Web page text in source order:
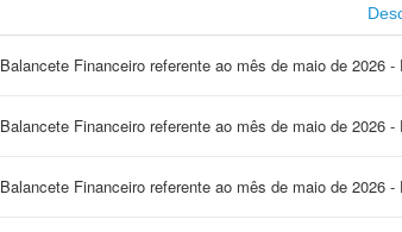
Balancete Financeiro referente ao mês de maio de 2026
Balancete Financeiro referente ao mês de maio de 2026 -
Balancete Financeiro referente ao mês de maio de 2026